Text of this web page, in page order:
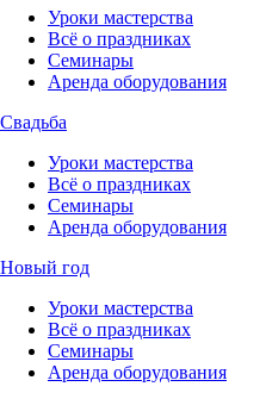
Уроки мастерства
Всё о праздниках
Семинары
Аренда оборудования
Свадьба
Уроки мастерства
Всё о праздниках
Семинары
Аренда оборудования
Новый год
Уроки мастерства
Всё о праздниках
Семинары
Аренда оборудования